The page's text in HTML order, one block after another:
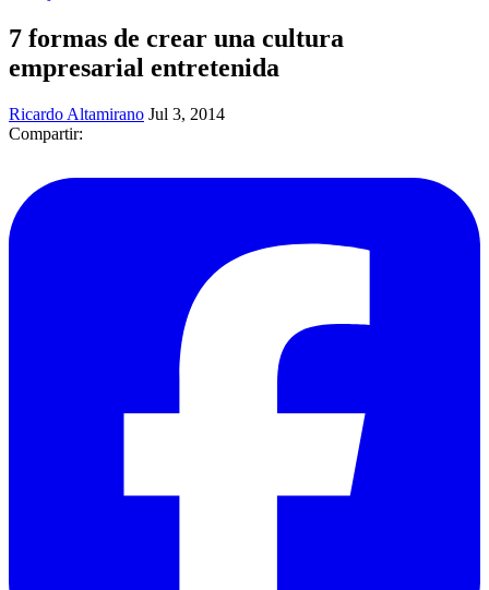
7 formas de crear una cultura
empresarial entretenida
Ricardo Altamirano Jul 3, 2014
Compartir: